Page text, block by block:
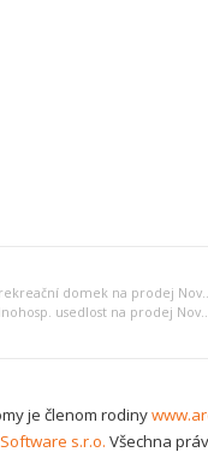
Chalupa,
Bývalá polnohosp.
je členom rodiny
s.r.o. Všechna